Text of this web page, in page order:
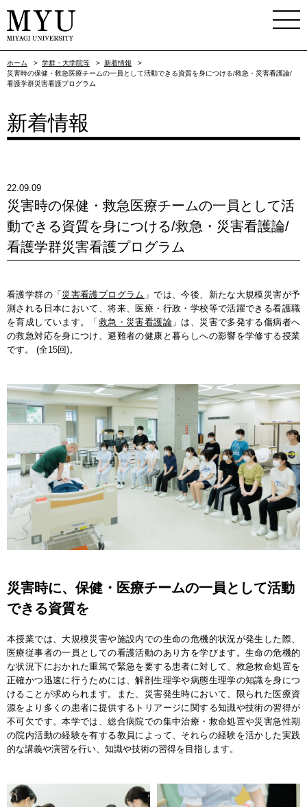
ホーム > 学群・大学院等 > 新着情報
>
災害時の保健・救急医療チームの一員として活動できる資質を身につける/救急・災害看護論/
看護学群災害看護プログラム
新着情報
22.09.09
災害時の保健・救急医療チームの一員として活
動できる資質を身につける/救急・災害看護論/
看護学群災害看護プログラム
看護学群の「 災害看護プログラム 」では、今後、新たな大規模災害が予
測される日本において、将来、医療・行政・学校等で活躍できる看護職
を育成しています。「 救急・災害看護論」は、災害で多発する傷病者へ
の救急対応を身につけ、避難者の健康と暮らしへの影響を学修する授業
です。 (全15回)。
災害時に、保健・医療チームの一員として活動
できる資質を
本授業では、大規模災害や施設内での生命の危機的状況が発生した際、
医療従事者の一員としての看護活動のあり方を学びます。生命の危機的
な状況下におかれた重篤で緊急を要する患者に対して、救急救命処置を
正確かつ迅速に行うためには、解剖生理学や病態生理学の知識を身につ
けることが求められます。また、災害発生時において、限られた医療資
源をより多くの患者に提供するトリアージに関する知識や技術の習得が
不可欠です。本学では、総合病院での集中治療・救命処置や災害急性期
の院内活動の経験を有する教員によって、それらの経験を活かした実践
的な講義や演習を行い、知識や技術の習得を目指します。